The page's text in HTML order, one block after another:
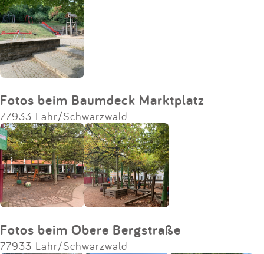
Fotos beim Baumdeck Marktplatz
77933 Lahr/Schwarzwald
Fotos beim Obere Bergstraße
77933 Lahr/Schwarzwald